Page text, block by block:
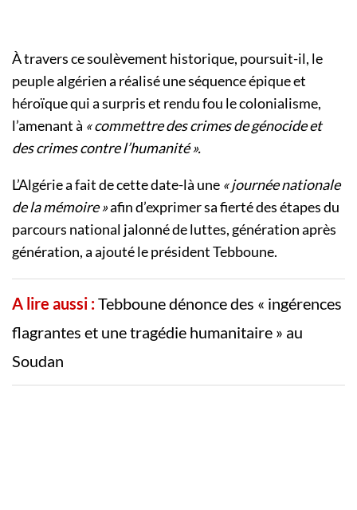
À travers ce soulèvement historique, poursuit-il, le
peuple algérien a réalisé une séquence épique et
héroïque qui a surpris et rendu fou le colonialisme,
l’amenant à « commettre des crimes de génocide et
des crimes contre l’humanité ».
L’Algérie a fait de cette date-là une « journée nationale
de la mémoire »afin d’exprimer sa fierté des étapes du
parcours national jalonné de luttes, génération après
génération, a ajouté le président Tebboune.
A lire aussi :Tebboune dénonce des « ingérences
flagrantes et une tragédie humanitaire » au
Soudan